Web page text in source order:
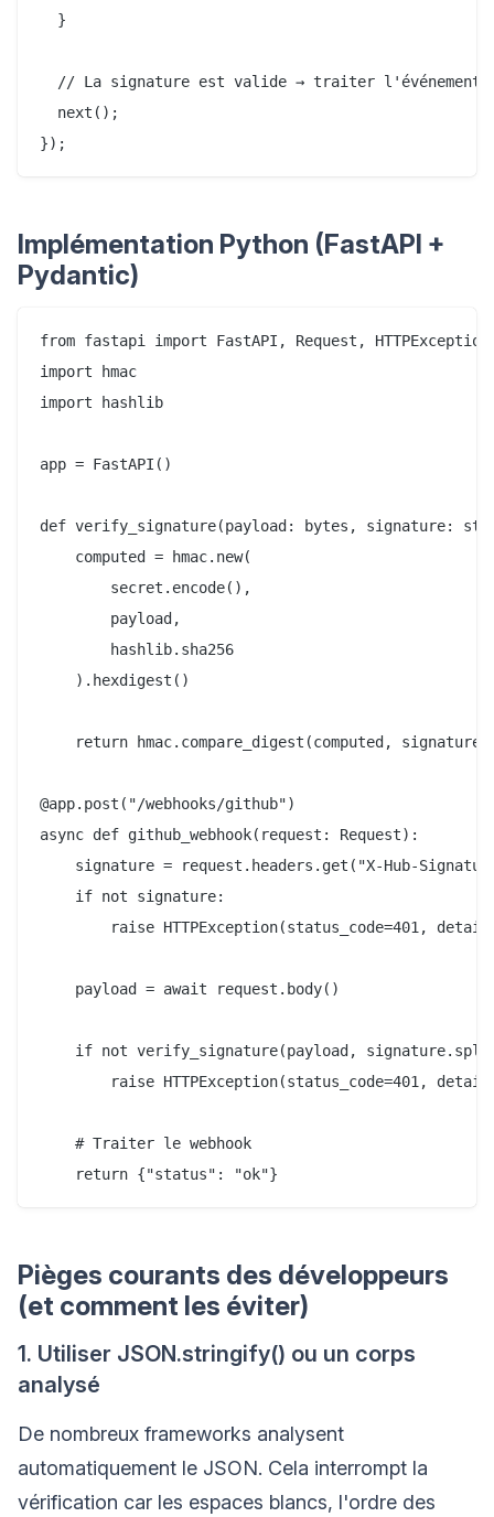
  }
  // La signature est valide → traiter l'événement
  next();
Implémentation Python (FastAPI +
Pydantic)
from fastapi import FastAPI, Request, HTTPException
import hmac
import hashlib
app = FastAPI()
def verify_signature(payload: bytes, signature:
    computed = hmac.new(
        secret.encode(),
        payload,
        hashlib.sha256
    ).hexdigest()
    return hmac.compare_digest(computed, signature)
@app.post("/webhooks/github")
async def github_webhook(request: Request):
signature = request.headers.get("X-Hub-
    if not signature:
raise HTTPException(status_code=401,
    payload = await request.body()
if not verify_signature(payload,
raise HTTPException(status_code=401,
    # Traiter le webhook
Pièges courants des développeurs
(et comment les éviter)
1. Utiliser JSON.stringify() ou un corps
analysé
De nombreux frameworks analysent
automatiquement le JSON. Cela interrompt la
vérification car les espaces blancs, l'ordre des